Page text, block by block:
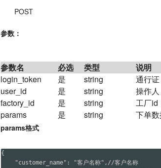
POST
参数：
参数名 必选 类型
说明
login_token
是 string
通行证
user_id
是 string
操作人
factory_id
是 string
工厂id
params
是 string 下单
params格式
{
"customer_name": "客户名称",//客户名称